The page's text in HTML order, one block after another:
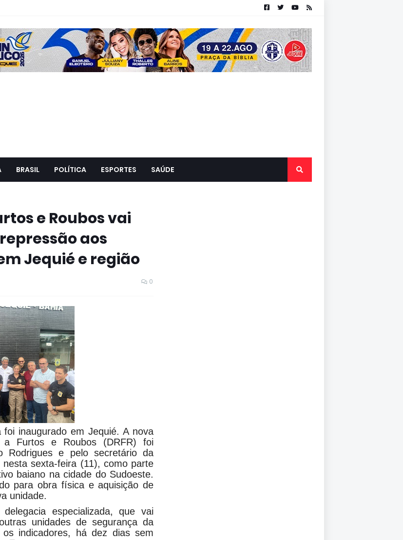
BRASIL POLÍTICA ESPORTES SAÚDE
e Roubos vai
aos
Jequié e região
0
inaugurado em Jequié. A nova
a Furtos e Roubos (DRFR) foi
Rodrigues e pelo secretário da
sexta-feira (11), como parte
baiano na cidade do Sudoeste.
para obra física e aquisição de
unidade.
especializada, que vai
unidades de segurança da
indicadores, há dez dias sem